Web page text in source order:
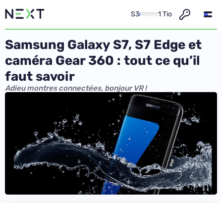
S3 1 Tio
Samsung Galaxy S7, S7 Edge et
caméra Gear 360 : tout ce qu’il
faut savoir
Adieu montres connectées, bonjour VR !